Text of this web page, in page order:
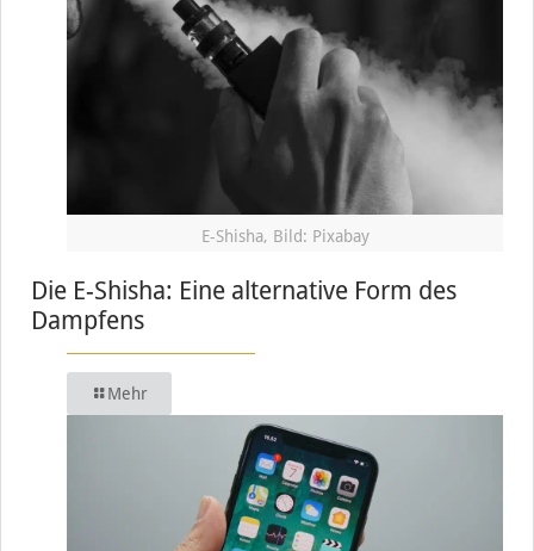
E-Shisha, Bild: Pixabay
Die E-Shisha: Eine alternative Form des
Dampfens
Mehr